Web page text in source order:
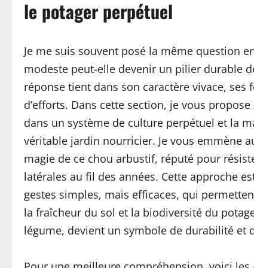
le potager perpétuel
Je me suis souvent posé la même question
modeste peut-elle devenir un pilier durable
réponse tient dans son caractère vivace, ses
d’efforts. Dans cette section, je vous
dans un système de culture perpétuel et la
véritable jardin nourricier. Je vous emmène
magie de ce chou arbustif, réputé pour
latérales au fil des années. Cette approche
gestes simples, mais efficaces, qui
la fraîcheur du sol et la biodiversité du
légume, devient un symbole de durabilité et